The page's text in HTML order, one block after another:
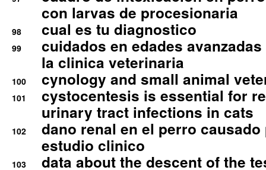
con larvas de procesionaria
98 cual es tu diagnostico
99
cuidados en edades
la clinica veterinaria
100 cynology and small animal
101
cystocentesis is essential for
urinary tract infections in cats
102
dano renal en el perro
estudio clinico
103 data about the descent of the